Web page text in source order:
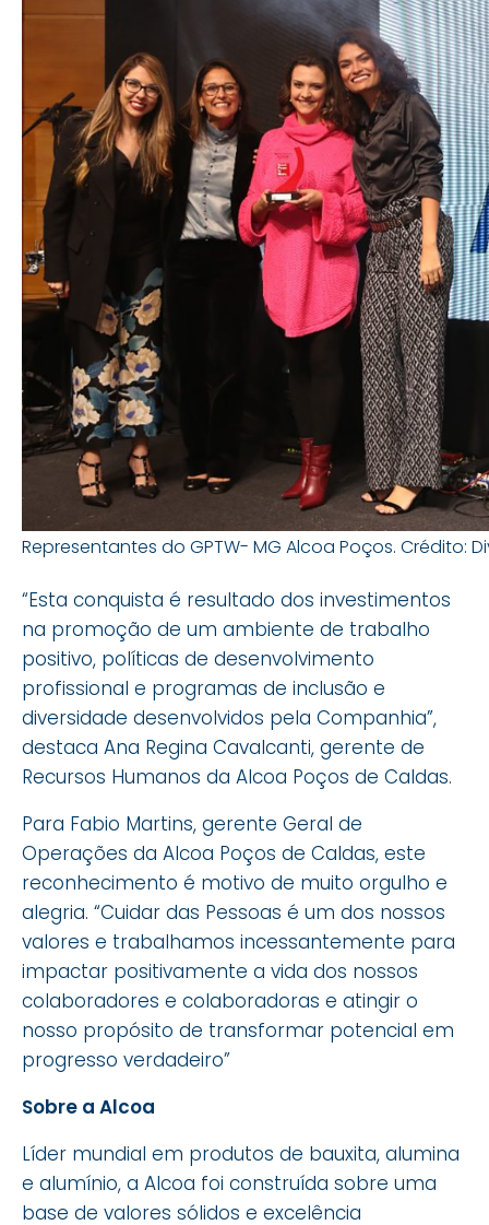
Representantes do GPTW- MG Alcoa Poços. Crédito:
“Esta conquista é resultado dos investimentos
na promoção de um ambiente de trabalho
positivo, políticas de desenvolvimento
profissional e programas de inclusão e
diversidade desenvolvidos pela Companhia”,
destaca Ana Regina Cavalcanti, gerente de
Recursos Humanos da Alcoa Poços de Caldas.
Para Fabio Martins, gerente Geral de
Operações da Alcoa Poços de Caldas, este
reconhecimento é motivo de muito orgulho e
alegria. “Cuidar das Pessoas é um dos nossos
valores e trabalhamos incessantemente para
impactar positivamente a vida dos nossos
colaboradores e colaboradoras e atingir o
nosso propósito de transformar potencial em
progresso verdadeiro”
Sobre a Alcoa
Líder mundial em produtos de bauxita, alumina
e alumínio, a Alcoa foi construída sobre uma
base de valores sólidos e excelência